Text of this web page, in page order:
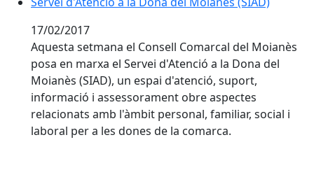
17/02/2017
Aquesta setmana el Consell Comarcal del Moianès
posa en marxa el Servei d'Atenció a la Dona del
Moianès (SIAD), un espai d'atenció, suport,
informació i assessorament obre aspectes
relacionats amb l'àmbit personal, familiar, social i
laboral per a les dones de la comarca.